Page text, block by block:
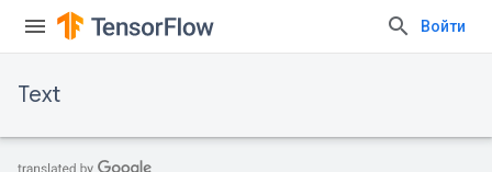
Войти
Text